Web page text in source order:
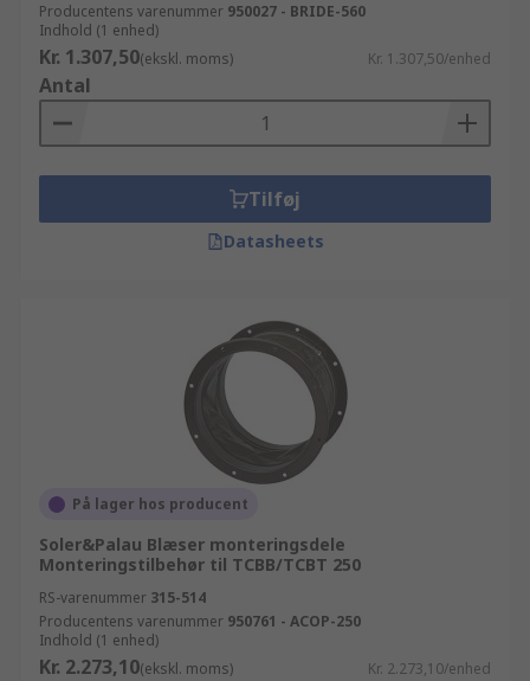
Producentens varenummer 950027 - BRIDE-560
Indhold (1 enhed)
Kr. 1.307,50(ekskl. moms) Kr. 1.307,50/enhed
Antal
Tilføj
Datasheets
På lager hos producent
Soler&Palau Blæser monteringsdele
Monteringstilbehør til TCBB/TCBT 250
RS-varenummer 315-514
Producentens varenummer 950761 - ACOP-250
Indhold (1 enhed)
Kr. 2.273,10(ekskl. moms) Kr. 2.273,10/enhed